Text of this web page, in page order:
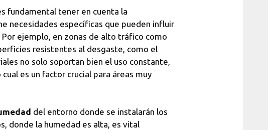
fundamental tener en cuenta la
necesidades específicas que pueden influir
ejemplo, en zonas de alto tráfico como
resistentes al desgaste, como el
no solo soportan bien el uso constante,
es un factor crucial para áreas muy
del entorno donde se instalarán los
donde la humedad es alta, es vital